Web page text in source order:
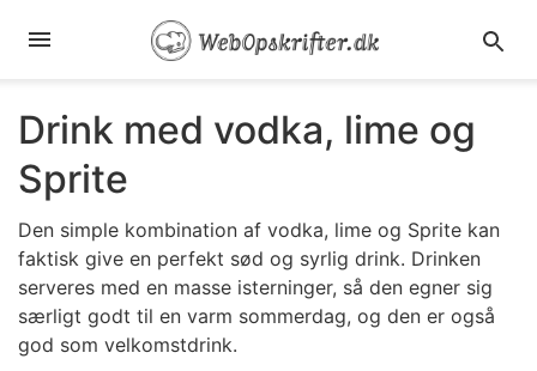
Drink med vodka, lime og
Sprite
Den simple kombination af vodka, lime og Sprite kan
faktisk give en perfekt sød og syrlig drink. Drinken
serveres med en masse isterninger, så den egner sig
særligt godt til en varm sommerdag, og den er også
god som velkomstdrink.